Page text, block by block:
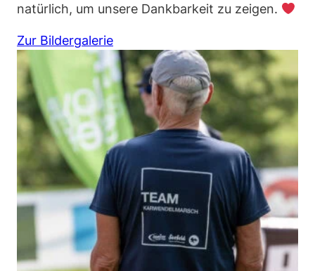
natürlich, um unsere Dankbarkeit zu zeigen.
Zur Bildergalerie